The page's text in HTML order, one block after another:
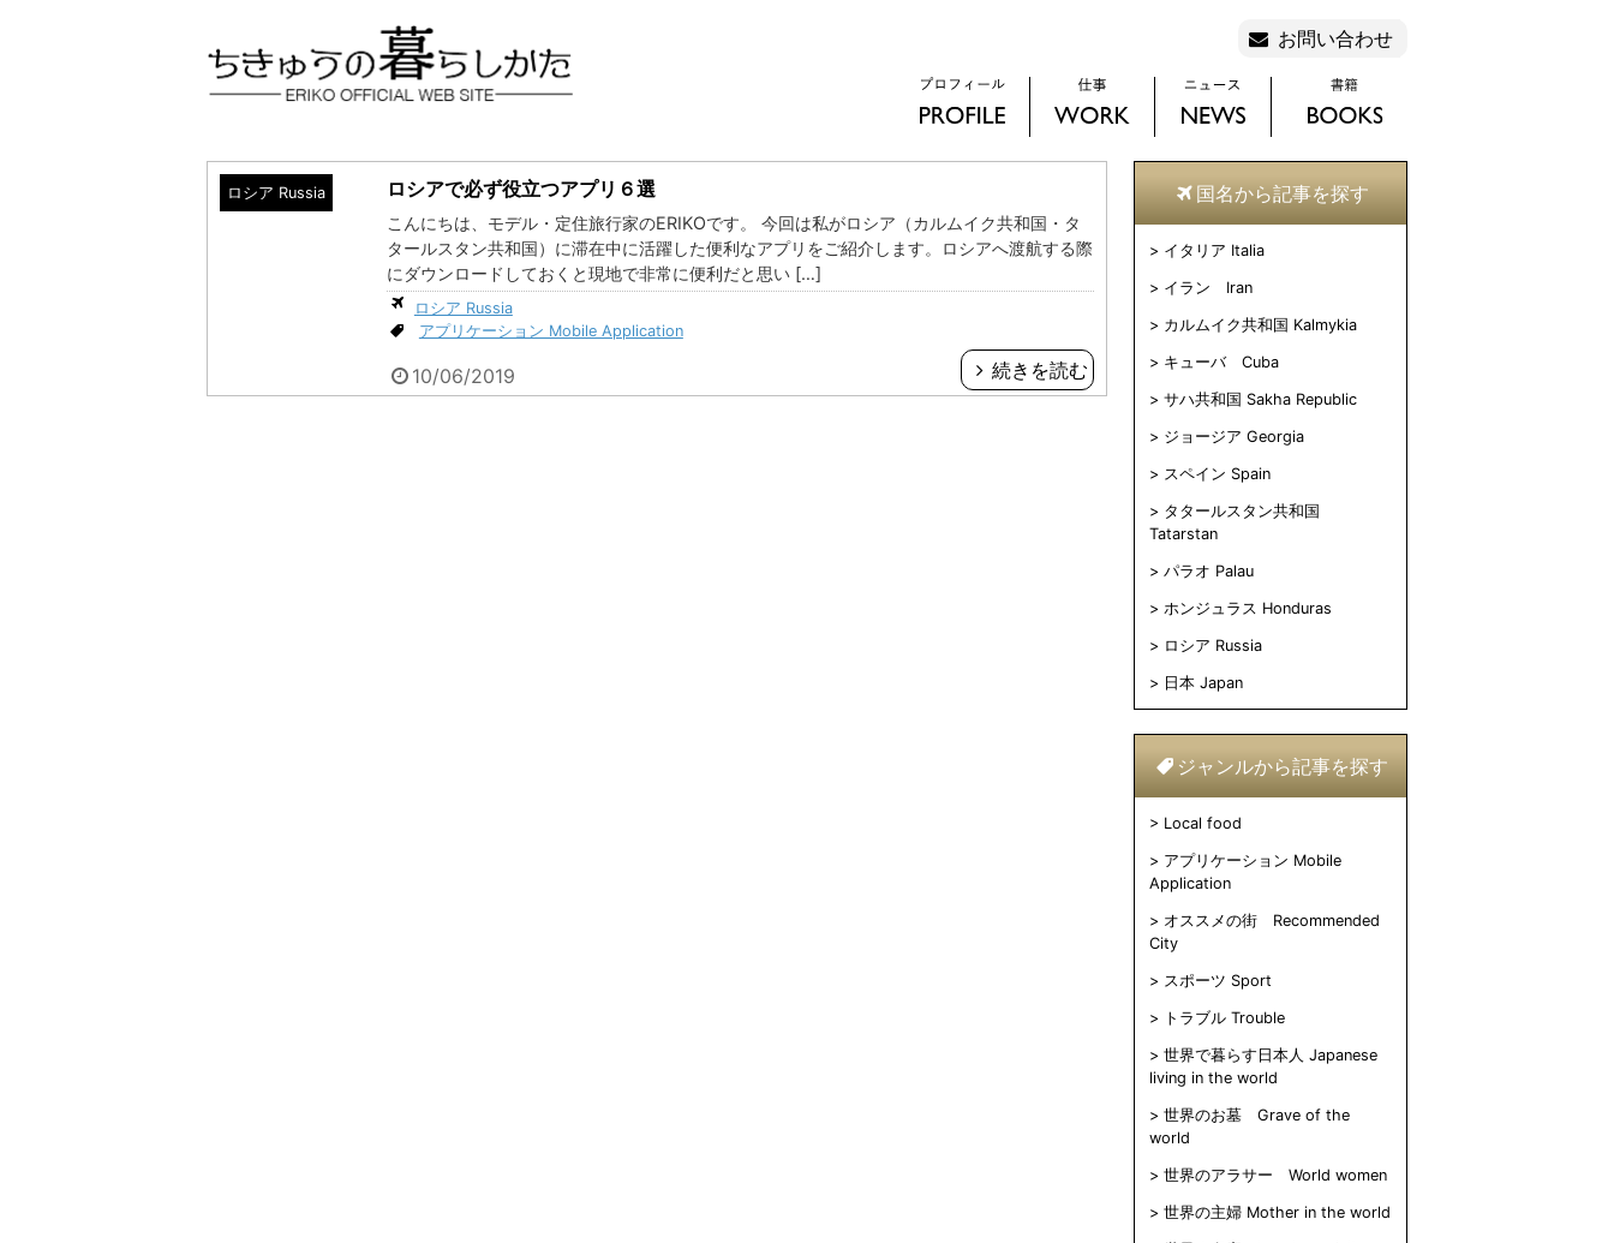
お問い合わせ
ロシア Russia ロシアで必ず役立つアプリ６選
こんにちは、モデル・定住旅行家のERIKOです。 今回は私がロシア（カルムイク共和国・タ
タールスタン共和国）に滞在中に活躍した便利なアプリをご紹介します。ロシアへ渡航する際
にダウンロードしておくと現地で非常に便利だと思い […]
ロシア Russia
アプリケーション Mobile Application
10/06/2019 続きを読む
国名から記事を探す
イタリア Italia
イラン Iran
カルムイク共和国 Kalmykia
キューバ Cuba
サハ共和国 Sakha Republic
ジョージア Georgia
スペイン Spain
タタールスタン共和国
Tatarstan
パラオ Palau
ホンジュラス Honduras
ロシア Russia
日本 Japan
ジャンルから記事を探す
Local food
アプリケーション Mobile
Application
オススメの街 Recommended
City
スポーツ Sport
トラブル Trouble
世界で暮らす日本人 Japanese
living in the world
世界のお墓 Grave of the
world
世界のアラサー World women
世界の主婦 Mother in the world